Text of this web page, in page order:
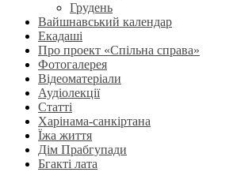
Грудень
Вайшнавський календар
Екадаші
Про проект «Спільна справа»
Фотогалерея
Відеоматеріали
Аудіолекції
Статті
Харінама-санкіртана
Їжа життя
Дім Прабгупади
Бгакті лата